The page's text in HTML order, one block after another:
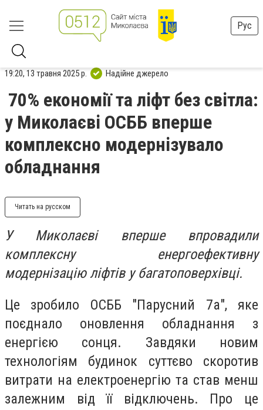
Рус
19:20, 13 травня 2025 р. Надійне джерело
70% економії та ліфт без світла:
у Миколаєві ОСББ вперше
комплексно модернізувало
обладнання
Читать на русском
У Миколаєві вперше впровадили
комплексну енергоефективну
модернізацію ліфтів у багатоповерхівці.
Це зробило ОСББ "Парусний 7а", яке
поєднало оновлення обладнання з
енергією сонця. Завдяки новим
технологіям будинок суттєво скоротив
витрати на електроенергію та став менш
залежним від її відключень. Про це